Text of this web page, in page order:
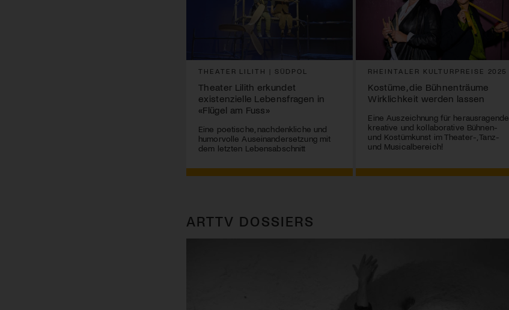
THEATER LILITH | SÜDPOL
Theater Lilith erkundet
existenzielle Lebensfragen in
«Flügel am Fuss»
Eine poetische, nachdenkliche und
humorvolle Auseinandersetzung mit
dem letzten Lebensabschnitt
RHEINTALER KULTURPREISE 2025
Kostüme, die Bühnenträume
Wirklichkeit werden lassen
Eine Auszeichnung für herausragende
kreative und kollaborative Bühnen-
und Kostümkunst im Theater-, Tanz-
und Musicalbereich!
ARTTV DOSSIERS